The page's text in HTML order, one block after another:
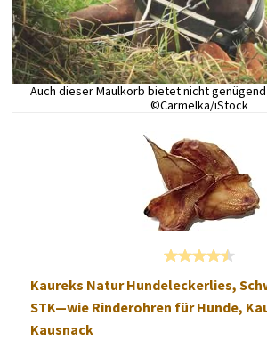
Auch dieser Maulkorb bietet nicht
©Carmelka/iStock
Kaureks Natur Hundeleckerlies,
STK—wie Rinderohren für Hunde,
Kausnack